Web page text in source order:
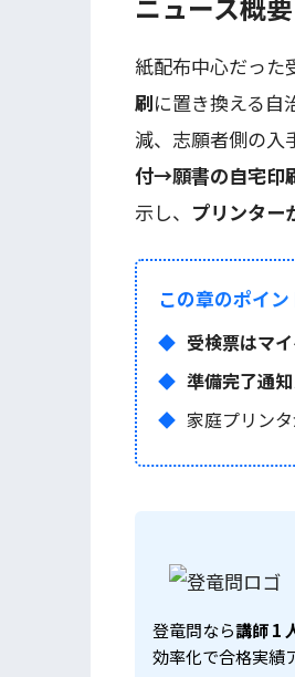
紙配布中心だった
刷に置き換える自
減、志願者側の入
付→願書の自宅印
示し、 プリンター
この章のポイン
受検票はマ
準備完了通
家庭プリン
登竜問なら講師 1
効率化で合格実績